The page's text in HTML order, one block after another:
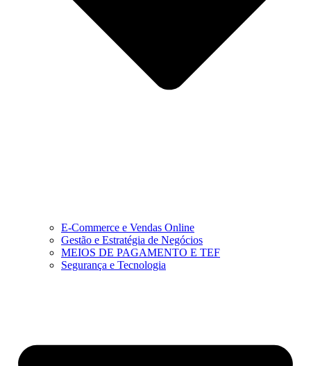
E-Commerce e Vendas Online
Gestão e Estratégia de Negócios
MEIOS DE PAGAMENTO E TEF
Segurança e Tecnologia